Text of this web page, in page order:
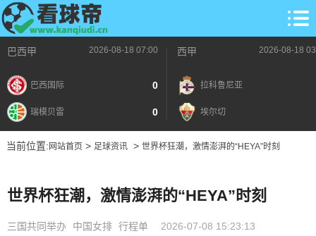
巴西甲 2026-08-18 07:00
巴西国际 0
瑞模贝雷 0
西甲 2026-08-18
拉科鲁尼亚
埃尔切
当前位置: 网站首页> 足球资讯> 世界杯狂潮，激情澎湃的“HEYA”时刻
世界杯狂潮，激情澎湃的“HEYA”时刻
三国共同举办 中国女排 行程单 2026-07-08 15:23:13